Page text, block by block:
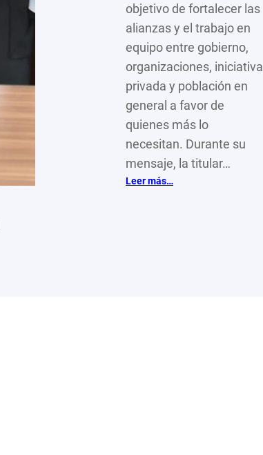
objetivo de fortalecer las
alianzas y el trabajo en
equipo entre gobierno,
organizaciones, iniciativa
privada y población en
general a favor de
quienes más lo
necesitan. Durante su
mensaje, la titular…
Leer más…